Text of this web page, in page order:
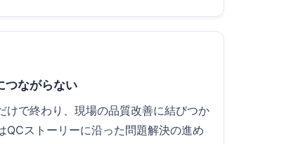
つながらない
けで終わり、現場の品質改善に結びつか
QCストーリーに沿った問題解決の進め